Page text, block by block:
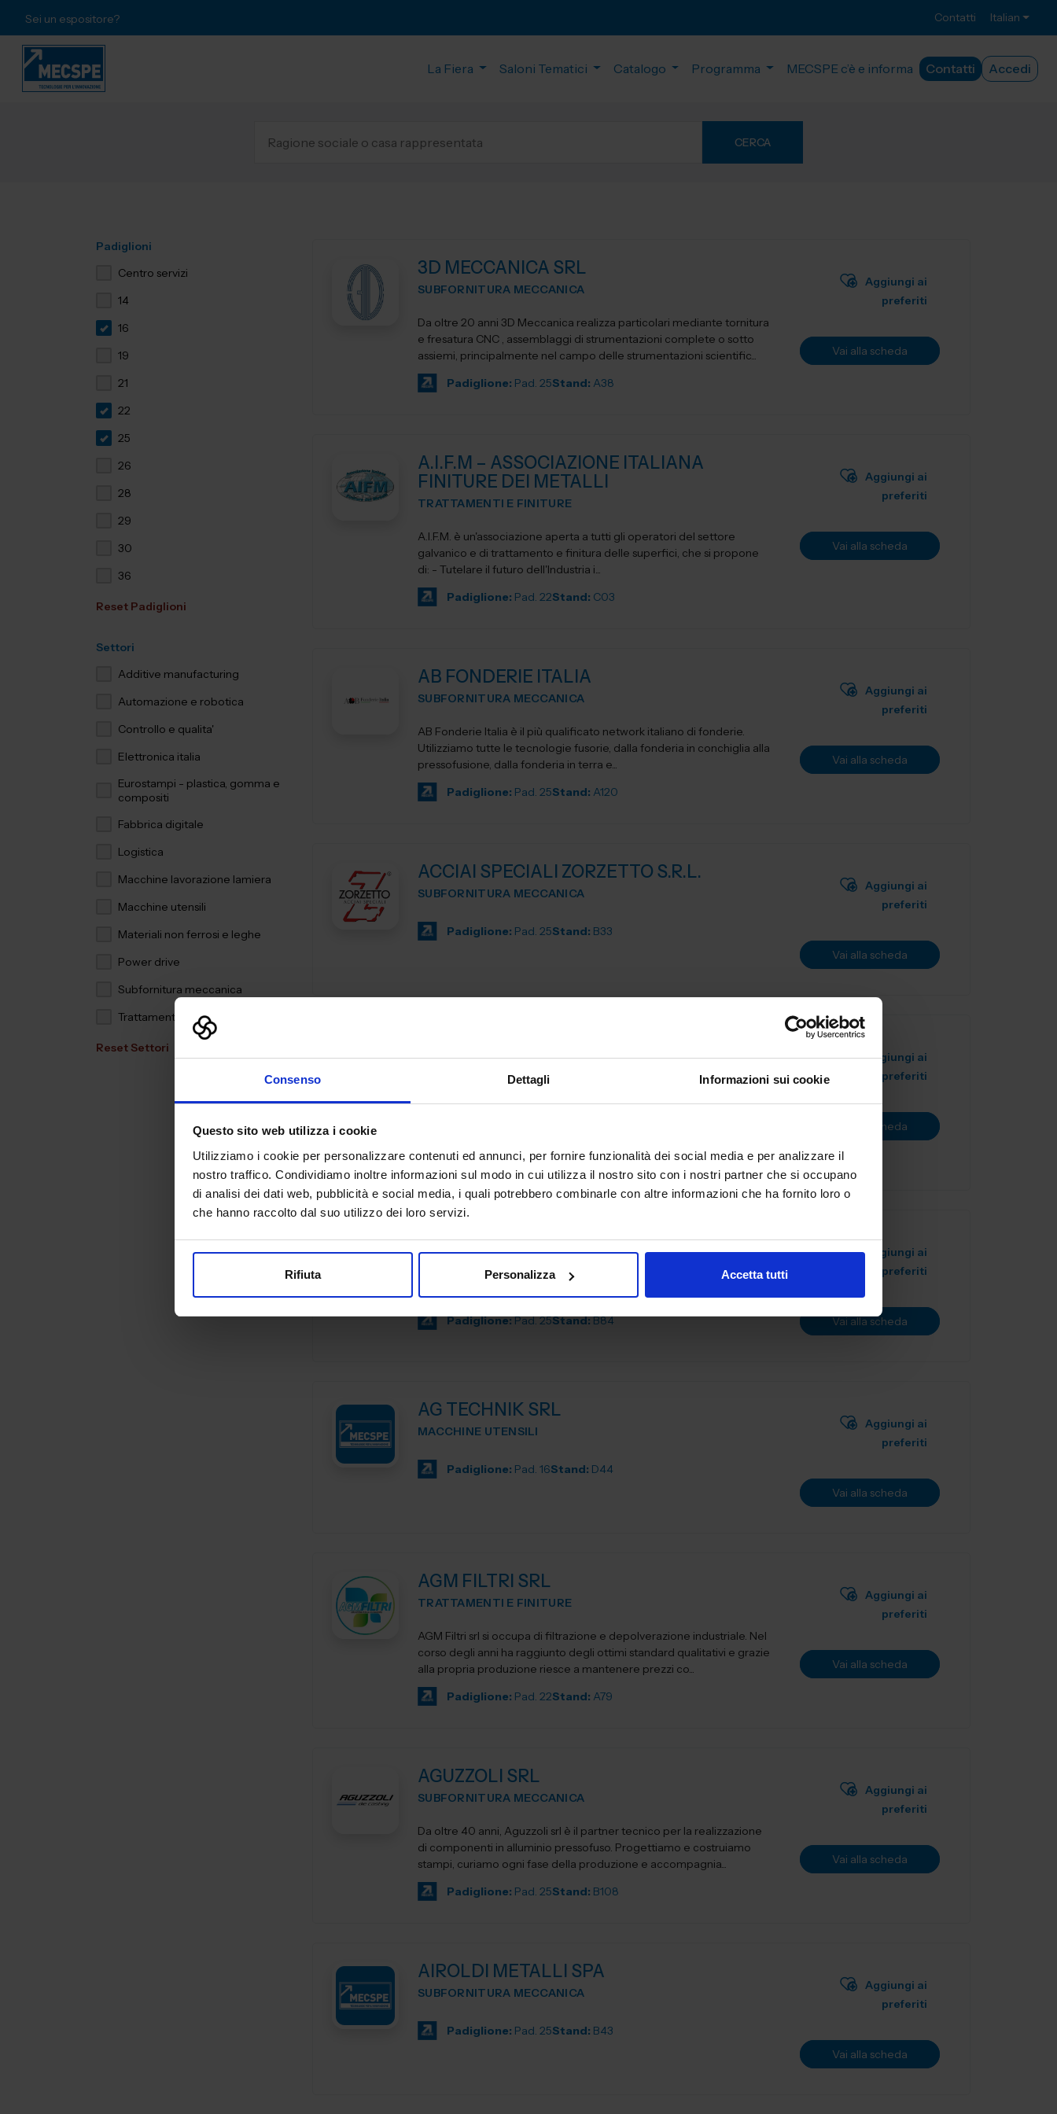
Consenso Dettagli Informazioni sui cookie
Questo sito web utilizza i cookie
Utilizziamo i cookie per personalizzare contenuti ed annunci, per fornire funzionalità dei social media e per analizzare il
nostro traffico. Condividiamo inoltre informazioni sul modo in cui utilizza il nostro sito con i nostri partner che si occupano
di analisi dei dati web, pubblicità e social media, i quali potrebbero combinarle con altre informazioni che ha fornito loro o
che hanno raccolto dal suo utilizzo dei loro servizi.
Rifiuta Personalizza Accetta tutti
Sei un espositore? Contatti Italian
La Fiera Saloni Tematici Catalogo Programma MECSPE c’è e informa Contatti Accedi
CERCA
Padiglioni
Centro servizi
14
16
19
21
22
25
26
28
29
30
36
Reset Padiglioni
Settori
Additive manufacturing
Automazione e robotica
Controllo e qualita'
Elettronica italia
Eurostampi - plastica, gomma e
compositi
Fabbrica digitale
Logistica
Macchine lavorazione lamiera
Macchine utensili
Materiali non ferrosi e leghe
Power drive
Subfornitura meccanica
Trattamenti e finiture
Reset Settori
3D MECCANICA SRL
SUBFORNITURA MECCANICA
Da oltre 20 anni 3D Meccanica realizza particolari mediante tornitura
e fresatura CNC , assemblaggi di strumentazioni complete o sotto
assiemi, principalmente nel campo delle strumentazioni scientific...
Padiglione: Pad. 25Stand: A38
Aggiungi ai
preferiti
Vai alla scheda
A.I.F.M – ASSOCIAZIONE ITALIANA
FINITURE DEI METALLI
TRATTAMENTI E FINITURE
A.I.F.M. è un'associazione aperta a tutti gli operatori del settore
galvanico e di trattamento e finitura delle superfici, che si propone
di: - Tutelare il futuro dell'Industria i...
Padiglione: Pad. 22Stand: C03
Aggiungi ai
preferiti
Vai alla scheda
AB FONDERIE ITALIA
SUBFORNITURA MECCANICA
AB Fonderie Italia è il più qualificato network italiano di fonderie.
Utilizziamo tutte le tecnologie fusorie, dalla fonderia in conchiglia alla
pressofusione, dalla fonderia in terra e...
Padiglione: Pad. 25Stand: A120
Aggiungi ai
preferiti
Vai alla scheda
ACCIAI SPECIALI ZORZETTO S.R.L.
SUBFORNITURA MECCANICA
Padiglione: Pad. 25Stand: B33
Aggiungi ai
preferiti
Vai alla scheda
Padiglione:Pad. 22Stand:C13
Aggiungi ai
preferiti
Vai alla scheda
AFATAC SRL
COMPETENZA E PROFESSIONALITA’ NELLA TORNERIA DI QUALITA’
Padiglione:Pad. 25Stand:B84
Aggiungi ai
preferiti
Vai alla scheda
AG TECHNIK SRL
MACCHINE UTENSILI
Padiglione: Pad. 16Stand: D44
Aggiungi ai
preferiti
Vai alla scheda
AGM FILTRI SRL
TRATTAMENTI E FINITURE
AGM Filtri srl si occupa di filtrazione e depolverazione industriale. Nel
corso degli anni ha raggiunto degli ottimi standard qualitativi e grazie
alla propria produzione riesce a mantenere prezzi co...
Padiglione: Pad. 22Stand: A79
Aggiungi ai
preferiti
Vai alla scheda
AGUZZOLI SRL
SUBFORNITURA MECCANICA
Da oltre 40 anni, Aguzzoli srl è il partner tecnico per la realizzazione
di componenti in alluminio pressofuso. Progettiamo e costruiamo
stampi, curiamo ogni fase della produzione e accompagnia...
Padiglione: Pad. 25Stand: B108
Aggiungi ai
preferiti
Vai alla scheda
AIROLDI METALLI SPA
SUBFORNITURA MECCANICA
Padiglione: Pad. 25Stand: B43
Aggiungi ai
preferiti
Vai alla scheda